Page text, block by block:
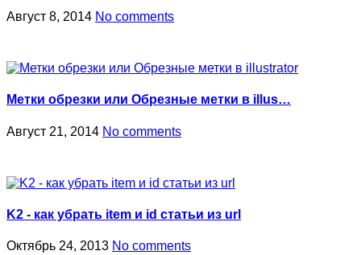
Август 8, 2014 No comments
Метки обрезки или Обрезные метки в illus…
Август 21, 2014 No comments
K2 - как убрать item и id статьи из url
Октябрь 24, 2013 No comments